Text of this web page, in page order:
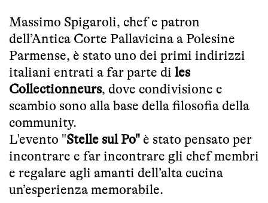
Massimo Spigaroli, chef e patron
dell’Antica Corte Pallavicina a Polesine
Parmense, è stato uno dei primi indirizzi
italiani entrati a far parte di les
Collectionneurs, dove condivisione e
scambio sono alla base della filosofia della
community.
L'evento "Stelle sul Po" è stato pensato per
incontrare e far incontrare gli chef membri
e regalare agli amanti dell’alta cucina
un’esperienza memorabile.